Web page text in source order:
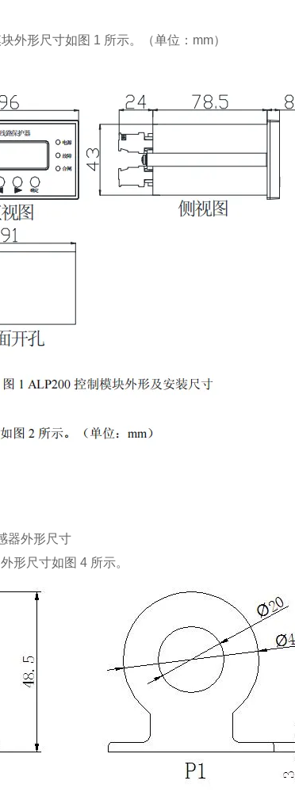
外形尺寸如图 1 所示。（单位： mm）
器外形尺寸
形尺寸如图 4 所示。